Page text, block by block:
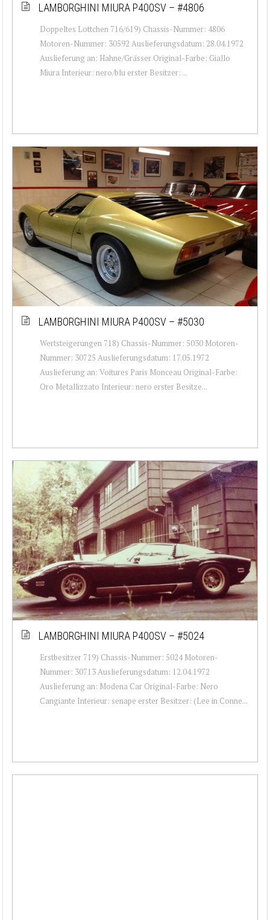
LAMBORGHINI MIURA P400SV – #4806
Doppeltes Lottchen 716/619) Chassis-Nummer: 4806
Motoren-Nummer: 30592 Auslieferungsdatum: 28.04.1972
Auslieferung an: Hahne/Grässer Original-Farbe: Giallo
Miura Interieur: nero/blu erster Besitzer: ...
LAMBORGHINI MIURA P400SV – #5030
Wertsteigerungen 718) Chassis-Nummer: 5030 Motoren-
Nummer: 30725 Auslieferungsdatum: 17.05.1972
Auslieferung an: Voitures Paris Monceau Original-Farbe:
Oro Metallizzato Interieur: nero erster Besitze...
LAMBORGHINI MIURA P400SV – #5024
Erstbesitzer 719) Chassis-Nummer: 5024 Motoren-
Nummer: 30713 Auslieferungsdatum: 12.04.1972
Auslieferung an: Modena Car Original-Farbe: Nero
Cangiante Interieur: senape erster Besitzer: (Lee in Conne...